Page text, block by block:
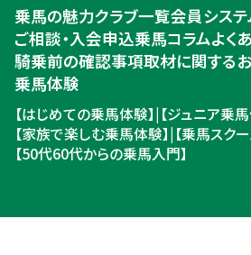
ご相談・入会申込
乗馬の魅力クラブ一覧会員システ
ご相談・入会申込乗馬コラムよく
騎乗前の確認事項取材に関する
乗馬体験
【はじめての乗馬体験】| 【ジュニア乗馬
【家族で楽しむ乗馬体験】| 【乗馬スク
【50代60代からの乗馬入門】